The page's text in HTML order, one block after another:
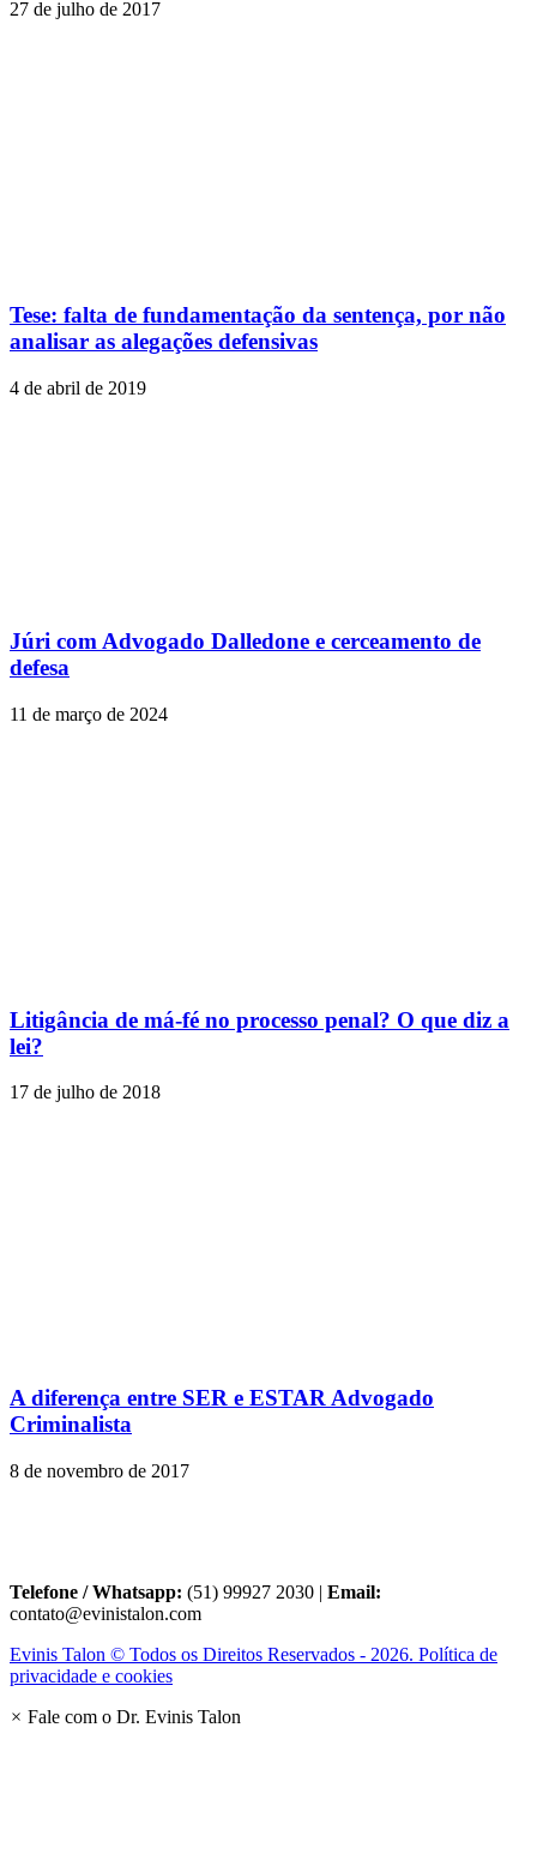
27 de julho de 2017
Tese: falta de fundamentação da sentença, por não
analisar as alegações defensivas
4 de abril de 2019
Júri com Advogado Dalledone e cerceamento de
defesa
11 de março de 2024
Litigância de má-fé no processo penal? O que diz a
lei?
17 de julho de 2018
A diferença entre SER e ESTAR Advogado
Criminalista
8 de novembro de 2017
Telefone / Whatsapp: (51) 99927 2030 | Email:
contato@evinistalon.com
Evinis Talon © Todos os Direitos Reservados - 2026. Política de
privacidade e cookies
× Fale com o Dr. Evinis Talon